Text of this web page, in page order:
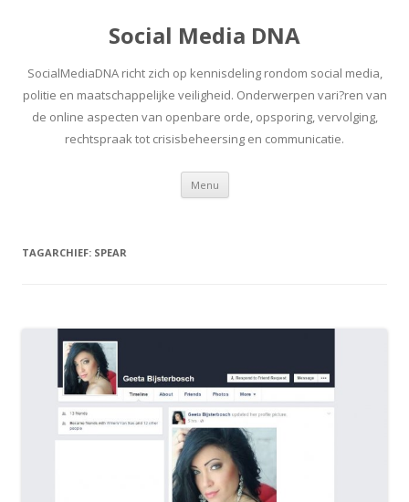
Social Media DNA
SocialMediaDNA richt zich op kennisdeling rondom social media,
politie en maatschappelijke veiligheid. Onderwerpen vari?ren van
de online aspecten van openbare orde, opsporing, vervolging,
rechtspraak tot crisisbeheersing en communicatie.
Menu Spring
inhoud
TAGARCHIEF: SPEAR